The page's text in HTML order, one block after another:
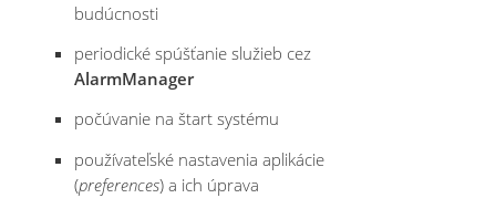
budúcnosti
periodické spúšťanie služieb cez
AlarmManager
počúvanie na štart systému
používateľské nastavenia aplikácie
(preferences) a ich úprava